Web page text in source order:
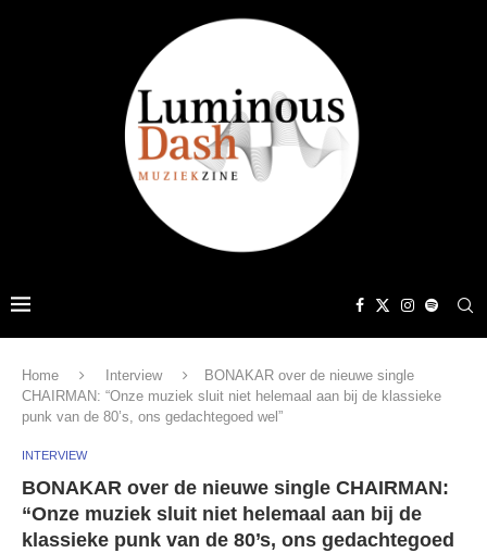
Home Interview
BONAKAR over de nieuwe single
CHAIRMAN: “Onze muziek sluit niet helemaal aan bij de klassieke
punk van de 80’s, ons gedachtegoed wel”
INTERVIEW
BONAKAR over de nieuwe single CHAIRMAN:
“Onze muziek sluit niet helemaal aan bij de
klassieke punk van de 80’s, ons gedachtegoed